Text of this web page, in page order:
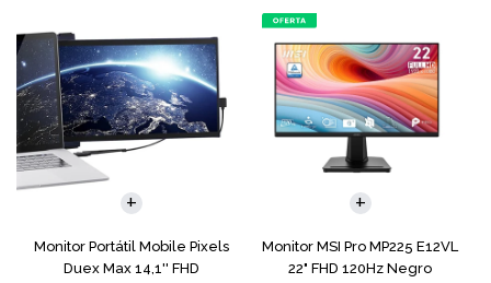
Monitor Portátil Mobile Pixels
Duex Max 14,1'' FHD
Monitor MSI Pro MP225 E12VL
22" FHD 120Hz Negro